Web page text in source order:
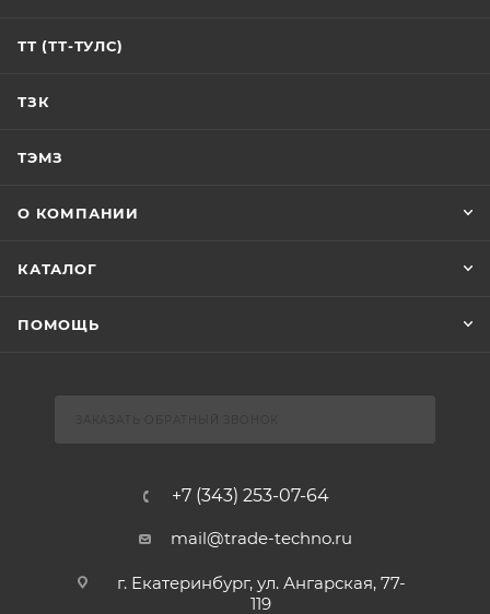
ТТ (ТТ-ТУЛС)
ТЗК
ТЭМЗ
О КОМПАНИИ
КАТАЛОГ
ПОМОЩЬ
+7 (343) 253-07-64
mail@trade-techno.ru
г. Екатеринбург, ул. Ангарская, 77-
119